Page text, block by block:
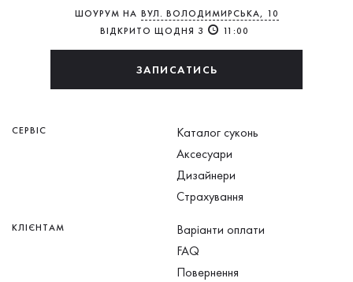
ШОУРУМ НА ВУЛ. ВОЛОДИМИРСЬКА, 10
ВІДКРИТО ЩОДНЯ З
11:00
ЗАПИСАТИСЬ
СЕРВІС
Каталог суконь
Аксесуари
Дизайнери
Страхування
КЛІЄНТАМ
Варіанти оплати
FAQ
Повернення